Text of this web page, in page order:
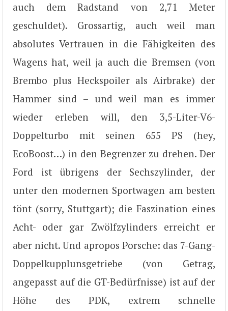
auch dem Radstand von 2,71 Meter
geschuldet). Grossartig, auch weil man
absolutes Vertrauen in die Fähigkeiten des
Wagens hat, weil ja auch die Bremsen (von
Brembo plus Heckspoiler als Airbrake) der
Hammer sind – und weil man es immer
wieder erleben will, den 3,5-Liter-V6-
Doppelturbo mit seinen 655 PS (hey,
EcoBoost…) in den Begrenzer zu drehen. Der
Ford ist übrigens der Sechszylinder, der
unter den modernen Sportwagen am besten
tönt (sorry, Stuttgart); die Faszination eines
Acht- oder gar Zwölfzylinders erreicht er
aber nicht. Und apropos Porsche: das 7-Gang-
Doppelkupplunsgetriebe (von Getrag,
angepasst auf die GT-Bedürfnisse) ist auf der
Höhe des PDK, extrem schnelle